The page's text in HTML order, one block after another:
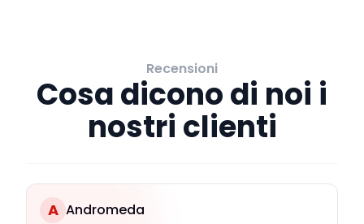
Recensioni
Cosa dicono di noi i
nostri clienti
A Andromeda